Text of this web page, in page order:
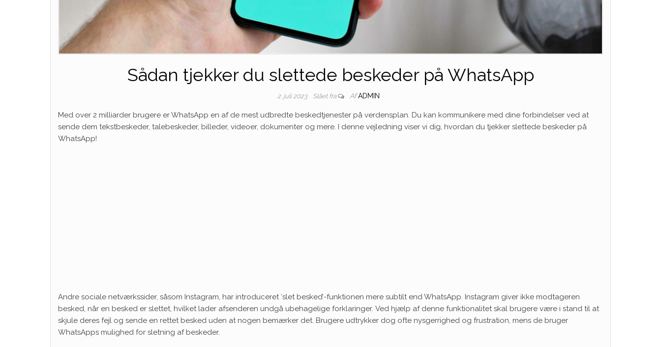
Sådan tjekker du slettede beskeder på WhatsApp
2. juli 2023 Slået fra Af ADMIN
Med over 2 milliarder brugere er WhatsApp en af ​​de mest udbredte beskedtjenester på verdensplan. Du kan kommunikere med dine forbindelser ved at
sende dem tekstbeskeder, talebeskeder, billeder, videoer, dokumenter og mere. I denne vejledning viser vi dig, hvordan du tjekker slettede beskeder på
WhatsApp!
Andre sociale netværkssider, såsom Instagram, har introduceret ‘slet besked’-funktionen mere subtilt end WhatsApp. Instagram giver ikke modtageren
besked, når en besked er slettet, hvilket lader afsenderen undgå ubehagelige forklaringer. Ved hjælp af denne funktionalitet skal brugere være i stand til at
skjule deres fejl og sende en rettet besked uden at nogen bemærker det. Brugere udtrykker dog ofte nysgerrighed og frustration, mens de bruger
WhatsApps mulighed for sletning af beskeder.